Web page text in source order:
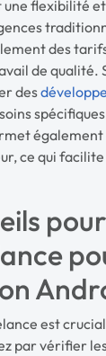
flexibilité
des
de
des
ce qui
est
par vérifier